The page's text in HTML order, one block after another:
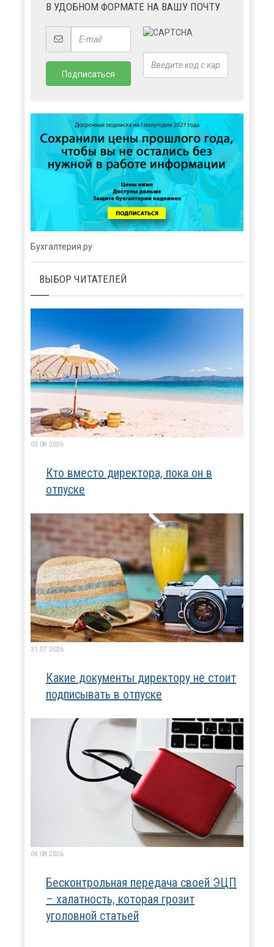
В УДОБНОМ ФОРМАТЕ НА ВАШУ ПОЧТУ
Бухгалтерия.ру
ВЫБОР ЧИТАТЕЛЕЙ
03.08.2026
Кто вместо директора, пока он в
отпуске
31.07.2026
Какие документы директору не стоит
подписывать в отпуске
04.08.2026
Бесконтрольная передача своей ЭЦП
– халатность, которая грозит
уголовной статьей